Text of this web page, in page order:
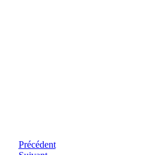
Précédent